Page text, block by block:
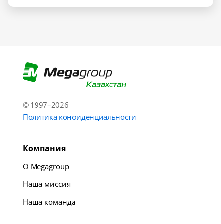
© 1997–2026
Политика конфиденциальности
Компания
О Megagroup
Наша миссия
Наша команда